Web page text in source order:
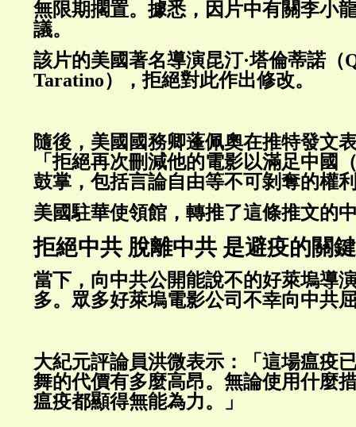
無限期擱置。據悉，因片中有關李小
議。
該片的美國著名導演昆汀·塔倫蒂諾（
Taratino），拒絕對此作出修改。
隨後，美國國務卿蓬佩奧在推特發文
「拒絕再次刪減他的電影以滿足中國
鼓掌，包括言論自由等不可剝奪的權
美國駐華使領館，轉推了這條推文的
拒絕中共 脫離中共 是避疫的關鍵
當下，向中共公開能說不的好萊塢導
多。眾多好萊塢電影公司不幸向中共
大紀元評論員洪微表示：「這場瘟疫
舞的代價有多麼高昂。無論使用什麼
瘟疫都顯得無能為力。」